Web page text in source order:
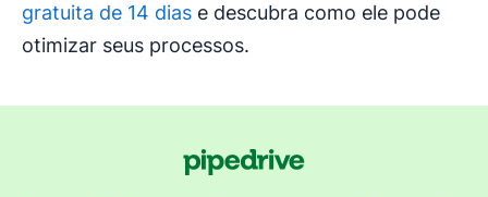
gratuita de 14 dias e descubra como ele pode
otimizar seus processos.